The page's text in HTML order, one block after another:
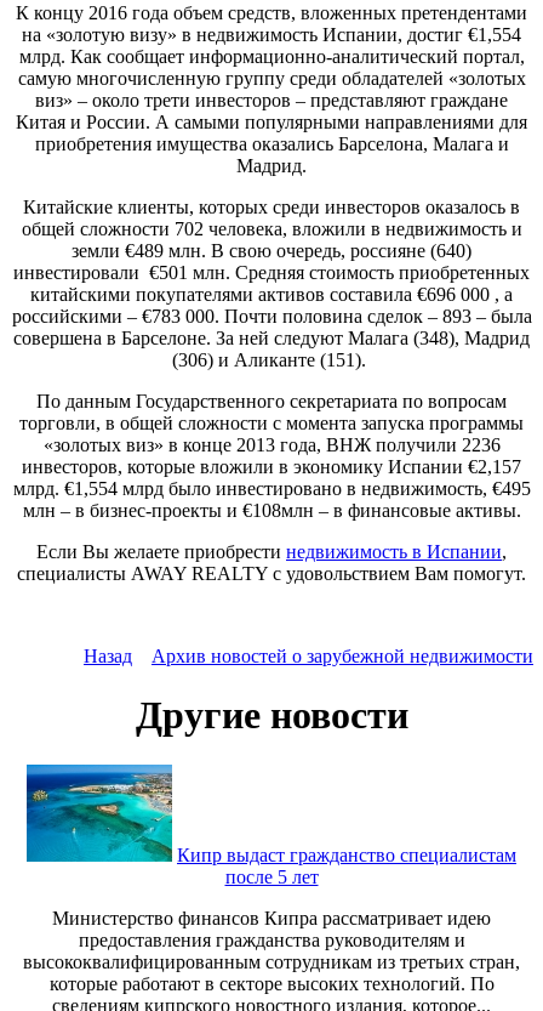
К концу 2016 года объем средств, вложенных претендентами
на «золотую визу» в недвижимость Испании, достиг €1,554
млрд. Как сообщает информационно-аналитический портал,
самую многочисленную группу среди обладателей «золотых
виз» – около трети инвесторов – представляют граждане
Китая и России. А самыми популярными направлениями для
приобретения имущества оказались Барселона, Малага и
Мадрид.
Китайские клиенты, которых среди инвесторов оказалось в
общей сложности 702 человека, вложили в недвижимость и
земли €489 млн. В свою очередь, россияне (640)
инвестировали €501 млн. Средняя стоимость приобретенных
китайскими покупателями активов составила €696 000 , а
российскими – €783 000. Почти половина сделок – 893 – была
совершена в Барселоне. За ней следуют Малага (348), Мадрид
(306) и Аликанте (151).
По данным Государственного секретариата по вопросам
торговли, в общей сложности с момента запуска программы
«золотых виз» в конце 2013 года, ВНЖ получили 2236
инвесторов, которые вложили в экономику Испании €2,157
млрд. €1,554 млрд было инвестировано в недвижимость, €495
млн – в бизнес-проекты и €108млн – в финансовые активы.
Если Вы желаете приобрести недвижимость в Испании,
специалисты AWAY REALTY с удовольствием Вам помогут.
Назад Архив новостей о зарубежной недвижимости
Другие новости
Кипр выдаст гражданство специалистам
после 5 лет
Министерство финансов Кипра рассматривает идею
предоставления гражданства руководителям и
высококвалифицированным сотрудникам из третьих стран,
которые работают в секторе высоких технологий. По
сведениям кипрского новостного издания, которое...